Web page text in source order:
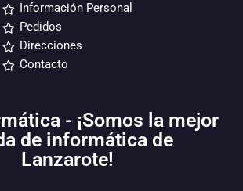
Información Personal
Pedidos
Direcciones
Contacto
- ¡Somos la mejor
de informática de
Lanzarote!